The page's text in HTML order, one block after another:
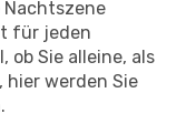
Nachtszene
für jeden
ob Sie alleine, als
hier werden Sie